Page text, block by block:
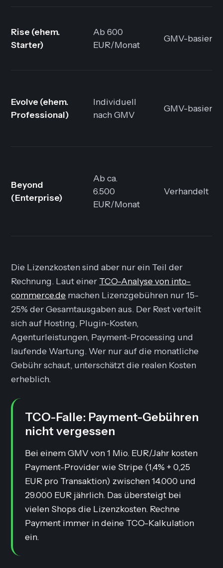
Rise (ehem.
Starter)
Ab 600
EUR/Monat
GMV-basiert
Evolve (ehem.
Professional)
Individuell
nach GMV
GMV-basiert
Beyond
(Enterprise)
Ab ca.
6.500
EUR/Monat
Verhandelt
Die Lizenzkosten sind aber nur ein Teil der
Rechnung. Laut einer TCO-Analyse von into-
commerce.de machen Lizenzgebühren nur 15-
25% der Gesamtausgaben aus. Der Rest verteilt
sich auf Hosting, Plugin-Kosten,
Agenturleistungen, Payment-Processing und
laufende Wartung. Wer nur auf die monatliche
Gebühr schaut, unterschätzt die realen Kosten
erheblich.
TCO-Falle: Payment-Gebühren
nicht vergessen
Bei einem GMV von 1 Mio. EUR/Jahr kosten
Payment-Provider wie Stripe (1,4% + 0,25
EUR pro Transaktion) zwischen 14.000 und
29.000 EUR jährlich. Das übersteigt bei
vielen Shops die Lizenzkosten. Rechne
Payment immer in deine TCO-Kalkulation
ein.